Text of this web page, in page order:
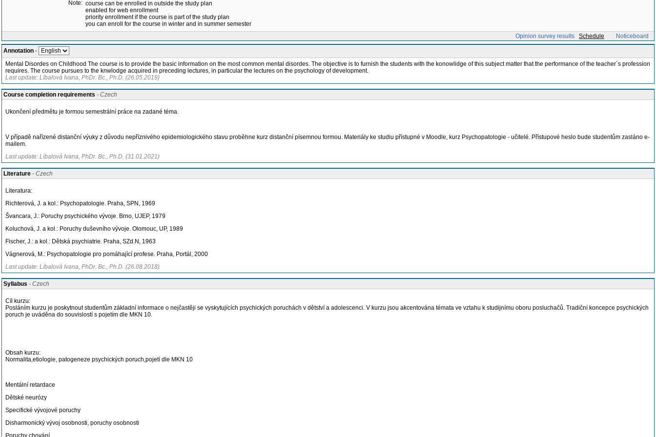
Note: course can be enrolled in outside the study plan
enabled for web enrollment
priority enrollment if the course is part of the study plan
you can enroll for the course in winter and in summer semester
Opinion survey results Schedule Noticeboard
Annotation -
Mental Disordes on Childhood The course is to provide the basic information on the most common mental disordes. The objective is to furnish the students with the konowlidge of this subject matter that the performance of the teacher´s profession
requires. The course pursues to the knwlodge acquired in preceding lectures, in particular the lectures on the psychology of development.
Last update: Líbalová Ivana, PhDr. Bc., Ph.D. (26.05.2019)
Course completion requirements - Czech
Ukončení předmětu je formou semestrální práce na zadané téma.
V případě nařízené distanční výuky z důvodu nepříznivého epidemiologického stavu proběhne kurz distanční písemnou formou. Materiály ke studiu přístupné v Moodle, kurz Psychopatologie - učitelé. Přístupové heslo bude studentům zasláno e-
mailem.
Last update: Líbalová Ivana, PhDr. Bc., Ph.D. (31.01.2021)
Literature - Czech
Literatura:
Richterová, J. a kol.: Psychopatologie. Praha, SPN, 1969
Švancara, J.: Poruchy psychického vývoje. Brno, UJEP, 1979
Koluchová, J. a kol.: Poruchy duševního vývoje. Olomouc, UP, 1989
Fischer, J.: a kol.: Dětská psychiatrie. Praha, SZd.N, 1963
Vágnerová, M.: Psychopatologie pro pomáhající profese. Praha, Portál, 2000
Last update: Líbalová Ivana, PhDr. Bc., Ph.D. (26.08.2018)
Syllabus - Czech
Cíl kurzu:
Posláním kurzu je poskytnout studentům základní informace o nejčastěji se vyskytujících psychických poruchách v dětství a adolescenci. V kurzu jsou akcentována témata ve vztahu k studijnímu oboru posluchačů. Tradiční koncepce psychických
poruch je uváděna do souvislostí s pojetím dle MKN 10.
Obsah kurzu:
Normalita,etiologie, patogeneze psychických poruch,pojetí dle MKN 10
Mentální retardace
Dětské neurózy
Specifické vývojové poruchy
Disharmonický vývoj osobnosti, poruchy osobnosti
Poruchy chování